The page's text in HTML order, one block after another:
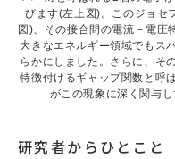
びます(左上図)。このジョセ
図)、その接合間の電流－電圧
大きなエネルギー領域でもス
らかにしました。さらに、そ
特徴付けるギャップ関数と呼
がこの現象に深く関与
研究者からひとこと